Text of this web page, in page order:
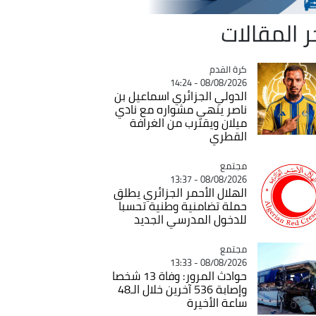
المقالات
Catégorie
كرة القدم
08/08/2026 - 14:24
الدولي الجزائري اسماعيل بن
ناصر ينهي مشواره مع نادي
ميلان ويقترب من الغرافة
القطري
Catégorie
مجتمع
08/08/2026 - 13:37
الهلال الأحمر الجزائري يطلق
حملة تضامنية وطنية تحسبا
للدخول المدرسي الجديد
Catégorie
مجتمع
08/08/2026 - 13:33
حوادث المرور: وفاة 13 شخصا
وإصابة 536 آخرين خلال الـ48
ساعة الأخيرة